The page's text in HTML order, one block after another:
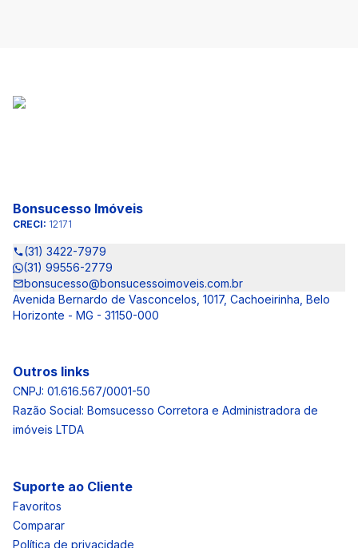
Bonsucesso Imóveis
CRECI: 12171
(31) 3422-7979
(31) 99556-2779
bonsucesso@bonsucessoimoveis.com.br
Avenida Bernardo de Vasconcelos, 1017, Cachoeirinha, Belo
Horizonte - MG - 31150-000
Outros links
CNPJ: 01.616.567/0001-50
Razão Social: Bomsucesso Corretora e Administradora de
imóveis LTDA
Suporte ao Cliente
Favoritos
Comparar
Política de privacidade